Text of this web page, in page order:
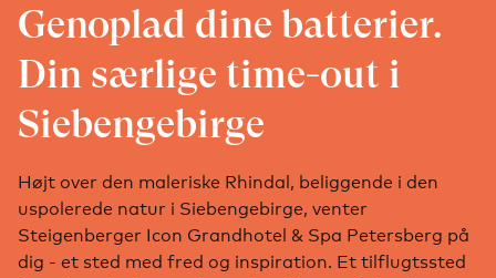
Genoplad dine batterier.
Din særlige time-out i
Siebengebirge
Højt over den maleriske Rhindal, beliggende i den
uspolerede natur i Siebengebirge, venter
Steigenberger Icon Grandhotel & Spa Petersberg på
dig - et sted med fred og inspiration. Et tilflugtssted